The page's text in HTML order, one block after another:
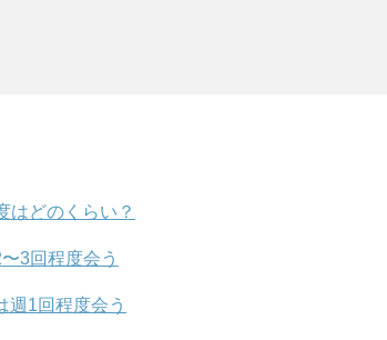
はどのくらい？
3回程度会う
週1回程度会う